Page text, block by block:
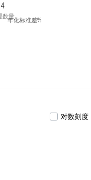
4
数量
年化标准差%
对数刻度